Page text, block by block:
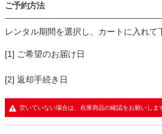
コーデのポイント
小物はシンプルなデザインを選ぶと、ド
ベージュ系と相性がよく、優しい雰囲気
※レースドレスは背中で結ぶ仕様のため
ご予約方法
レンタル期間を選択し、カートに入れて
[1] ご希望のお届け日
[2] 返却手続き日
空いていない場合は、在庫商品の確認をお願いしま